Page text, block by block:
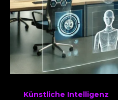
Künstliche Intelligenz